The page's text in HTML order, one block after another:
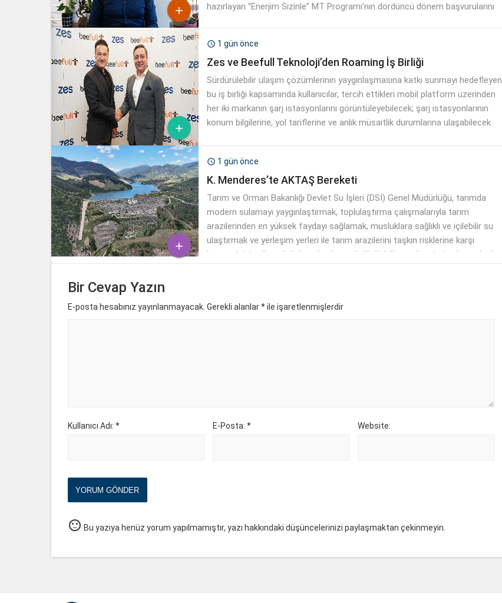

hazırlayan “Enerjim Sizinle” MT Programı’nın dördüncü dönem başvurularını

 1 gün önce
Zes ve Beefull Teknoloji’den Roaming İş Birliği
Sürdürülebilir ulaşım çözümlerinin yaygınlaşmasına katkı sunmayı hedefleyen
bu iş birliği kapsamında kullanıcılar, tercih ettikleri mobil platform üzerinden
her iki markanın şarj istasyonlarını görüntüleyebilecek; şarj istasyonlarının
konum bilgilerine, yol tariflerine ve anlık müsaitlik durumlarına ulaşabilecek.

 1 gün önce
K. Menderes’te AKTAŞ Bereketi
Tarım ve Orman Bakanlığı Devlet Su İşleri (DSİ) Genel Müdürlüğü, tarımda
modern sulamayı yaygınlaştırmak, toplulaştırma çalışmalarıyla tarım
arazilerinden en yüksek faydayı sağlamak, musluklara sağlıklı ve içilebilir su
ulaştırmak ve yerleşim yerleri ile tarım arazilerini taşkın risklerine karşı
korumak için tüm gücüyle çalışırken, sürdürülebilir su yönetimi anlayışıyla da
Bir Cevap Yazın
E-posta hesabınız yayınlanmayacak. Gerekli alanlar*ile işaretlenmişlerdir
Kullanıcı Adı: * E-Posta: * Website:
YORUM GÖNDER
sentiment_neutral Bu yazıya henüz yorum yapılmamıştır, yazı hakkındaki düşüncelerinizi paylaşmaktan çekinmeyin.